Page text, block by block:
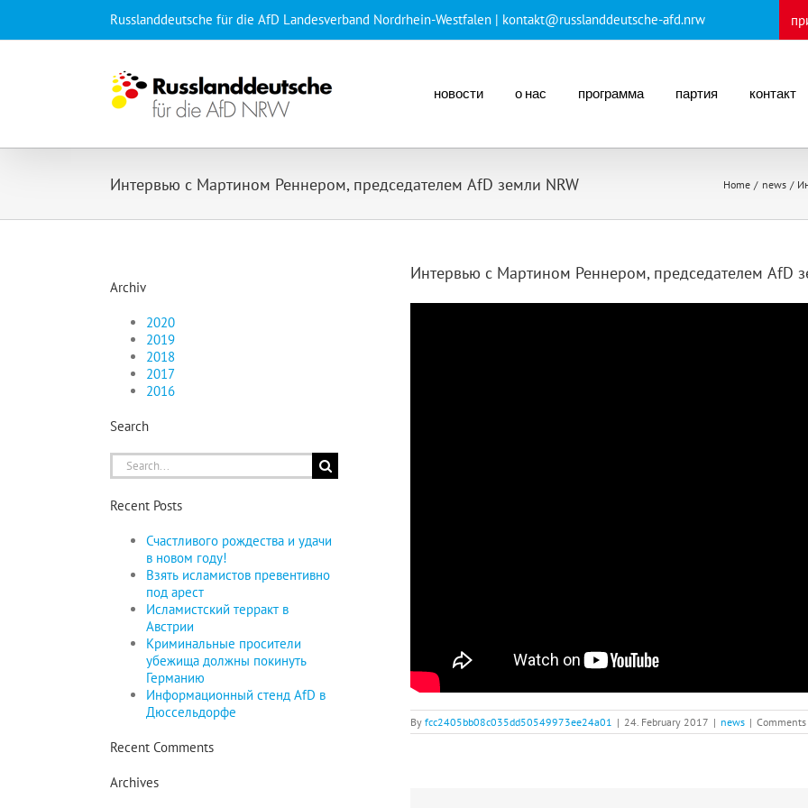
content
Russlanddeutsche für die AfD Landesverband Nordrhein-Westfalen | kontakt@russlanddeutsche-afd.nrw
новости о нас программа партия контакт
Интервью с Мартином Реннером, председателем AfD земли NRW Home news
Интервью с Мартином Реннером, председателем AfD
By fcc2405bb08c035dd50549973ee24a01 | 24. February 2017 | news |
Archiv
2020
2019
2018
2017
2016
Search
Search
for:
Recent Posts
Счастливого рождества и удачи
в новом году!
Взять исламистов превентивно
под арест
Исламистский терракт в
Австрии
Криминальные просители
убежища должны покинуть
Германию
Информационный стенд AfD в
Дюссельдорфе
Recent Comments
Archives